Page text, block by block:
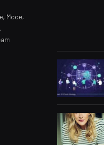
Mode,